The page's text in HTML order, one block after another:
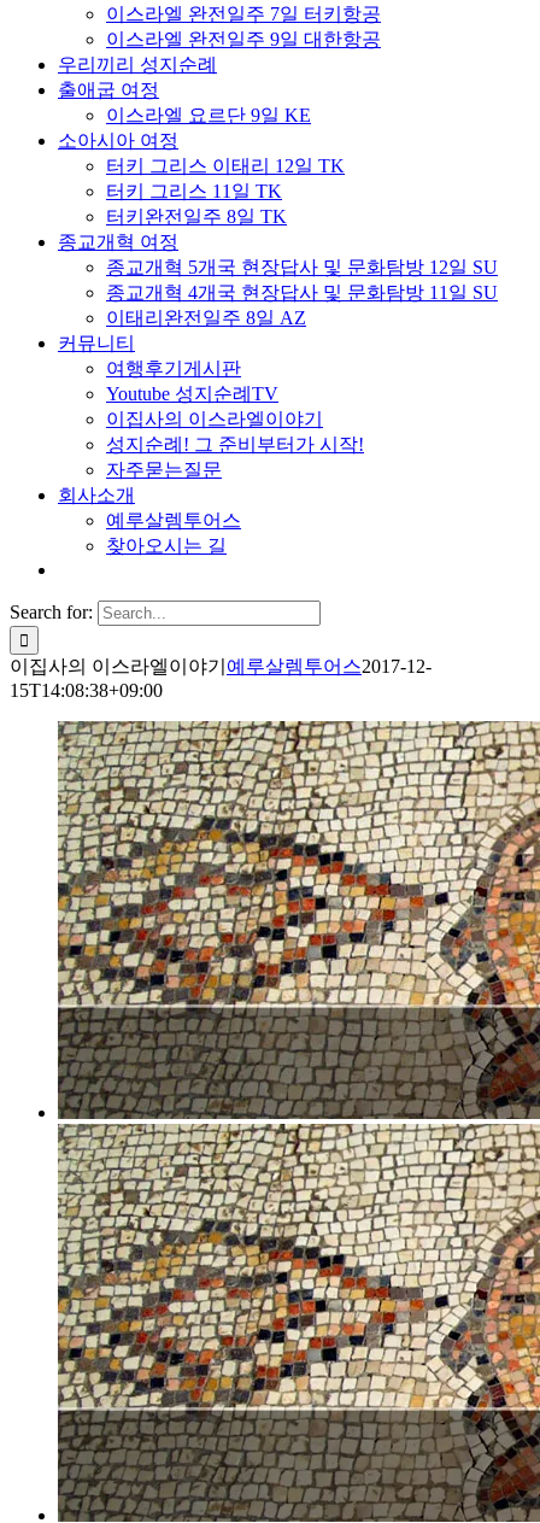
이스라엘 완전일주 7일 터키항공
이스라엘 완전일주 9일 대한항공
우리끼리 성지순례
출애굽 여정
이스라엘 요르단 9일 KE
소아시아 여정
터키 그리스 이태리 12일 TK
터키 그리스 11일 TK
터키완전일주 8일 TK
종교개혁 여정
종교개혁 5개국 현장답사 및 문화탐방 12일 SU
종교개혁 4개국 현장답사 및 문화탐방 11일 SU
이태리완전일주 8일 AZ
커뮤니티
여행후기게시판
Youtube 성지순례TV
이집사의 이스라엘이야기
성지순례! 그 준비부터가 시작!
자주묻는질문
회사소개
예루살렘투어스
찾아오시는 길
Search for:
이집사의 이스라엘이야기 예루살렘투어스2017-12-
15T14:08:38+09:00